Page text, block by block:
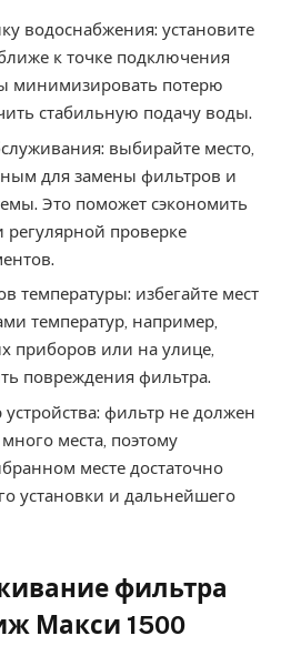
водоснабжения: установите
к точке подключения
минимизировать потерю
стабильную подачу воды.
выбирайте место,
для замены фильтров и
Это поможет сэкономить
регулярной проверке
температуры: избегайте мест
температур, например,
приборов или на улице,
повреждения фильтра.
фильтр не должен
места, поэтому
месте достаточно
установки и дальнейшего
фильтра
Макси 1500